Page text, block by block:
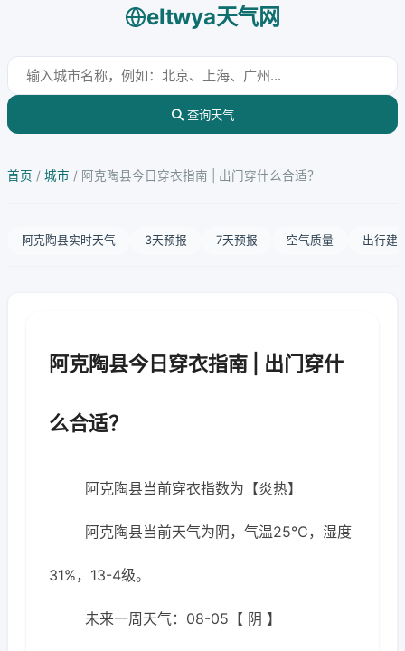
eltwya天气网
查询天气
首页 / 城市 / 阿克陶县今日穿衣指南 | 出门穿什么合适？
阿克陶县实时天气 3天预报 7天预报 空气质量 出行建
阿克陶县今日穿衣指南 | 出门穿什
么合适？
阿克陶县当前穿衣指数为【炎热】
阿克陶县当前天气为阴，气温25℃，湿度
31%，13-4级。
未来一周天气：08-05【 阴 】